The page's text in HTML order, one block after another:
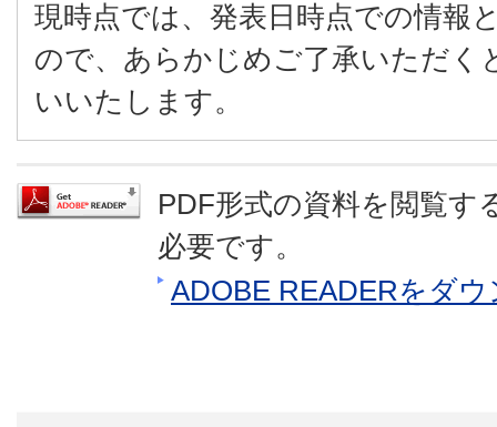
現時点では、発表日時点での情報
ので、あらかじめご了承いただく
いいたします。
PDF形式の資料を閲覧す
必要です。
ADOBE READERをダ